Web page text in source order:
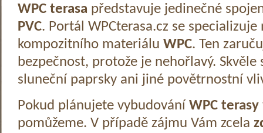
WPC terasa představuje jedinečné
PVC. Portál WPCterasa.cz se specializuje
kompozitního materiálu WPC. Ten
bezpečnost, protože je nehořlavý.
sluneční paprsky ani jiné povětrnostní
Pokud plánujete vybudování WPC terasy
pomůžeme. V případě zájmu Vám zcela